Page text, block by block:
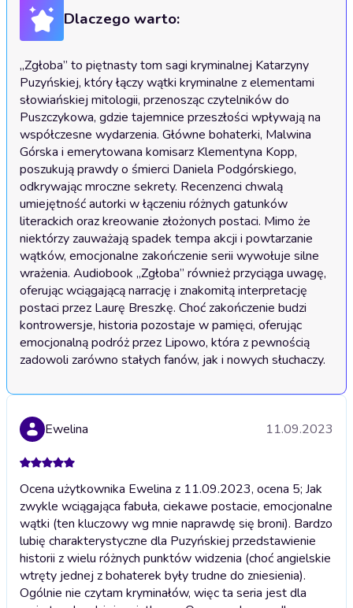
Dlaczego warto:
„Zgłoba” to piętnasty tom sagi kryminalnej Katarzyny
Puzyńskiej, który łączy wątki kryminalne z elementami
słowiańskiej mitologii, przenosząc czytelników do
Puszczykowa, gdzie tajemnice przeszłości wpływają na
współczesne wydarzenia. Główne bohaterki, Malwina
Górska i emerytowana komisarz Klementyna Kopp,
poszukują prawdy o śmierci Daniela Podgórskiego,
odkrywając mroczne sekrety. Recenzenci chwalą
umiejętność autorki w łączeniu różnych gatunków
literackich oraz kreowanie złożonych postaci. Mimo że
niektórzy zauważają spadek tempa akcji i powtarzanie
wątków, emocjonalne zakończenie serii wywołuje silne
wrażenia. Audiobook „Zgłoba” również przyciąga uwagę,
oferując wciągającą narrację i znakomitą interpretację
postaci przez Laurę Breszkę. Choć zakończenie budzi
kontrowersje, historia pozostaje w pamięci, oferując
emocjonalną podróż przez Lipowo, która z pewnością
zadowoli zarówno stałych fanów, jak i nowych słuchaczy.
Ewelina 11.09.2023
Ocena użytkownika Ewelina z 11.09.2023, ocena 5; Jak
zwykle wciągająca fabuła, ciekawe postacie, emocjonalne
wątki (ten kluczowy wg mnie naprawdę się broni). Bardzo
lubię charakterystyczne dla Puzyńskiej przedstawienie
historii z wielu różnych punktów widzenia (choć angielskie
wtręty jednej z bohaterek były trudne do zniesienia).
Ogólnie nie czytam kryminałów, więc ta seria jest dla